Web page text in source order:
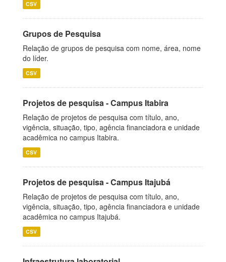
CSV
Grupos de Pesquisa
Relação de grupos de pesquisa com nome, área, nome
do líder.
CSV
Projetos de pesquisa - Campus Itabira
Relação de projetos de pesquisa com título, ano,
vigência, situação, tipo, agência financiadora e unidade
acadêmica no campus Itabira.
CSV
Projetos de pesquisa - Campus Itajubá
Relação de projetos de pesquisa com título, ano,
vigência, situação, tipo, agência financiadora e unidade
acadêmica no campus Itajubá.
CSV